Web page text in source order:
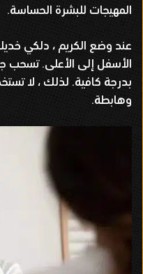
المهيجات للبشرة الحساسة.
عند وضع الكريم ، دلكي
الأسفل إلى الأعلى.تسحب
بدرجة كافية. لذلك ، لا
وهابطة.